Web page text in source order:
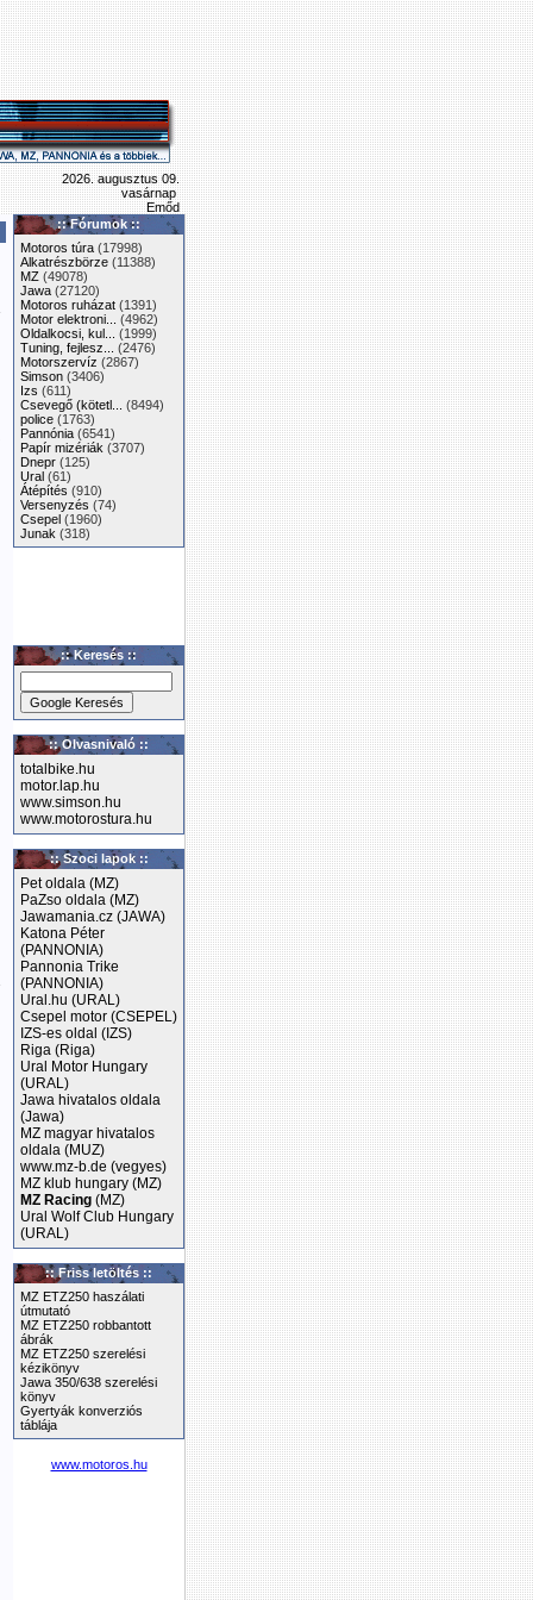
2026. augusztus 09.
vasárnap
Emőd
:: Fórumok ::
Motoros túra (17998)
Alkatrészbörze (11388)
MZ (49078)
Jawa (27120)
Motoros ruházat (1391)
Motor elektroni...
(4962)
Oldalkocsi, kul...
(1999)
Tuning, fejlesz...
(2476)
Motorszervíz (2867)
Simson (3406)
Izs (611)
Csevegő (kötetl...
(8494)
police (1763)
Pannónia (6541)
Papír mizériák (3707)
Dnepr (125)
Ural (61)
Átépítés (910)
Versenyzés (74)
Csepel (1960)
Junak (318)
:: Keresés ::
:: Olvasnivaló ::
totalbike.hu
motor.lap.hu
www.simson.hu
www.motorostura.hu
:: Szoci lapok ::
Pet oldala (MZ)
PaZso oldala (MZ)
Jawamania.cz (JAWA)
Katona Péter
(PANNONIA)
Pannonia Trike
(PANNONIA)
Ural.hu (URAL)
Csepel motor (CSEPEL)
IZS-es oldal (IZS)
Riga (Riga)
Ural Motor Hungary
(URAL)
Jawa hivatalos oldala
(Jawa)
MZ magyar hivatalos
oldala (MUZ)
www.mz-b.de (vegyes)
MZ klub hungary (MZ)
MZ Racing (MZ)
Ural Wolf Club Hungary
(URAL)
:: Friss letöltés ::
MZ ETZ250 haszálati
útmutató
MZ ETZ250 robbantott
ábrák
MZ ETZ250 szerelési
kézikönyv
Jawa 350/638 szerelési
könyv
Gyertyák konverziós
táblája
www.motoros.hu